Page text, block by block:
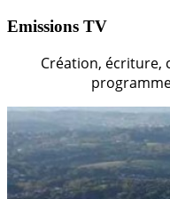
Emissions TV
Création, écriture,